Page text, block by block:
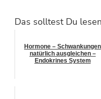
Das solltest Du
Hormone – Schwankungen
natürlich ausgleichen –
Endokrines System